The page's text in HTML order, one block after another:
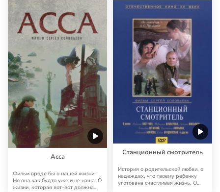
Асса
Фильм вроде бы о нашей жизни.
Но она как будто уже и не наша. О
жизни, которая вот-вот должна
Станционный смотритель
История о родительской любви, о
надеждах, что твоему ребенку
уготована счастливая жизнь. О